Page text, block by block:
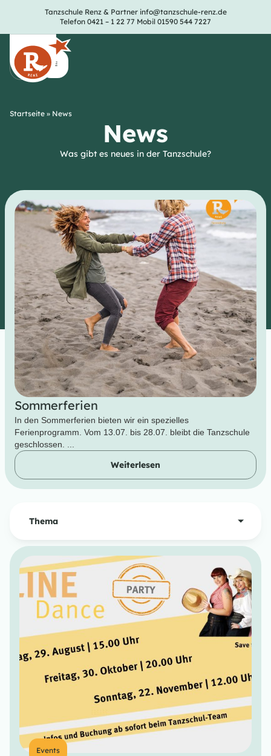
Tanzschule Renz & Partnerinfo@tanzschule-renz.de
Telefon 0421 – 1 22 77 Mobil 01590 544 7227
Startseite » News
News
Was gibt es neues in der Tanzschule?
Sommerferien
In den Sommerferien bieten wir ein spezielles
Ferienprogramm. Vom 13.07. bis 28.07. bleibt die Tanzschule
geschlossen. ...
Weiterlesen
Thema
Events